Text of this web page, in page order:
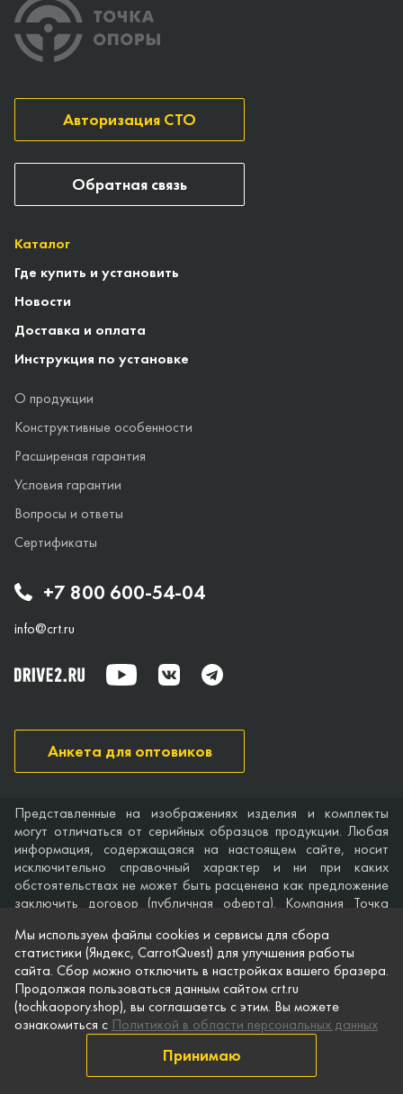
+7 800 600-54-04
info@crt.ru
Каталог
Где купить и установить
Новости
Доставка и оплата
Инструкция по установке
О продукции
Конструктивные особенности
Расширеная гарантия
Условия гарантии
Вопросы и ответы
Сертификаты
Авторизация СТО
Анкета для оптовиков
Обратная связь
Представленные на изображениях изделия и комплекты
могут отличаться от серийных образцов продукции. Любая
информация, содержащаяся на настоящем сайте, носит
исключительно справочный характер и ни при каких
обстоятельствах не может быть расценена как предложение
заключить договор (публичная оферта). Компания Точка
точности и полноты информации на веб-сайте, а также по
поводу беспрепятственного доступа к нему в любое время.
Технические характеристики и комплектация изделий,
указанные на сайте, приведены для примера и могут быть
изменены в любое время без предварительного уведомления.
© Точка опоры, 2021–2026
Защита персональной информации
Мы используем файлы cookies и сервисы для сбора
статистики (Яндекс, CarrotQuest) для улучшения работы
сайта. Сбор можно отключить в настройках вашего бразера.
Продолжая пользоваться данным сайтом crt.ru
(tochkaopory.shop), вы соглашаетсь с этим. Вы можете
ознакомиться с Политикой в области персональных данных
Принимаю